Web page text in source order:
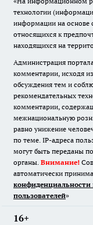
технологии
информации на основе
относящихся к
находящихся на
Администрация
комментарии, исходя
обсуждения тем и
рекомендательных
комментарии,
межнациональную
равно унижение
по теме. IP-адреса
могут быть переданы
органы. Внимание!
автоматически
пользователей»
16+